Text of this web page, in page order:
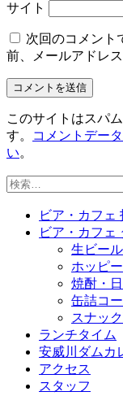
サイト
次回のコメント
前、メールアドレ
このサイトはスパ
す。
コメントデー
い。
検
ビア・カフェ
ビア・カフェ
生ビール
ホッピー
焼酎・
缶詰コ
スナッ
ランチタイム
安威川ダムカ
アクセス
スタッフ